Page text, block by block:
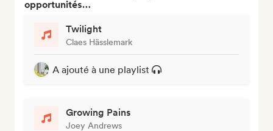
opportunités…
Twilight
Claes Hässlemark
A ajouté à une playlist
Growing Pains
Joey Andrews